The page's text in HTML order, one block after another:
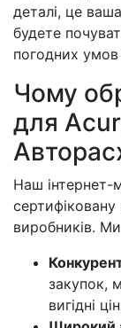
деталі, це
будете
погодних
Чому
для
Наш інтернет-
сертифіковану
виробників.
закупок,
вигідні